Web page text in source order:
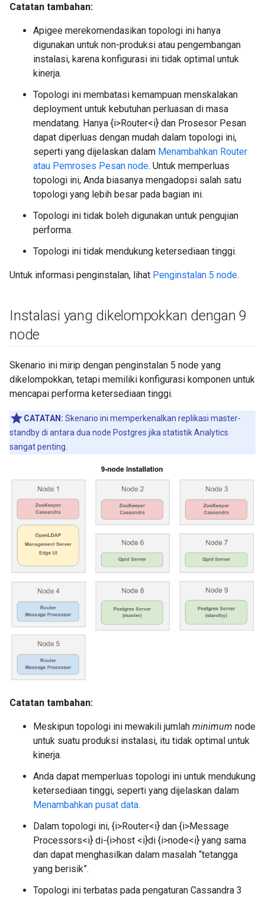
Catatan tambahan:
Apigee merekomendasikan topologi ini hanya
digunakan untuk non-produksi atau pengembangan
instalasi, karena konfigurasi ini tidak optimal untuk
kinerja.
Topologi ini membatasi kemampuan menskalakan
deployment untuk kebutuhan perluasan di masa
mendatang. Hanya {i>Router<i} dan Prosesor Pesan
dapat diperluas dengan mudah dalam topologi ini,
seperti yang dijelaskan dalam Menambahkan Router
atau Pemroses Pesan node. Untuk memperluas
topologi ini, Anda biasanya mengadopsi salah satu
topologi yang lebih besar pada bagian ini.
Topologi ini tidak boleh digunakan untuk pengujian
performa.
Topologi ini tidak mendukung ketersediaan tinggi.
Untuk informasi penginstalan, lihat Penginstalan 5 node.
Instalasi yang dikelompokkan dengan 9
node
Skenario ini mirip dengan penginstalan 5 node yang
dikelompokkan, tetapi memiliki konfigurasi komponen untuk
mencapai performa ketersediaan tinggi.
CATATAN: Skenario ini memperkenalkan replikasi master-
standby di antara dua node Postgres jika statistik Analytics
sangat penting.
Catatan tambahan:
Meskipun topologi ini mewakili jumlah minimum node
untuk suatu produksi instalasi, itu tidak optimal untuk
kinerja.
Anda dapat memperluas topologi ini untuk mendukung
ketersediaan tinggi, seperti yang dijelaskan dalam
Menambahkan pusat data.
Dalam topologi ini, {i>Router<i} dan {i>Message
Processors<i} di-{i>host <i}di {i>node<i} yang sama
dan dapat menghasilkan dalam masalah “tetangga
yang berisik”.
Topologi ini terbatas pada pengaturan Cassandra 3